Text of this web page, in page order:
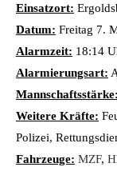
Einsatzort:
Datum: Freitag 7.
Alarmzeit: 18:14
Alarmierungsart:
Mannschaftsstärke:
Weitere Kräfte:
Polizei,
Fahrzeuge: MZF,